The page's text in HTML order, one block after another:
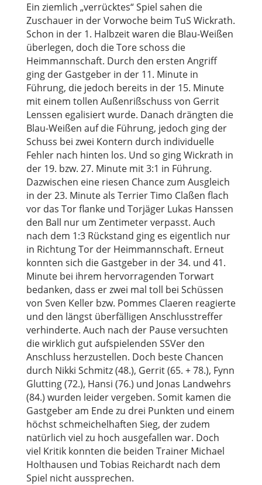
Ein ziemlich „verrücktes“ Spiel sahen die
Zuschauer in der Vorwoche beim TuS Wickrath.
Schon in der 1. Halbzeit waren die Blau-Weißen
überlegen, doch die Tore schoss die
Heimmannschaft. Durch den ersten Angriff
ging der Gastgeber in der 11. Minute in
Führung, die jedoch bereits in der 15. Minute
mit einem tollen Außenrißschuss von Gerrit
Lenssen egalisiert wurde. Danach drängten die
Blau-Weißen auf die Führung, jedoch ging der
Schuss bei zwei Kontern durch individuelle
Fehler nach hinten los. Und so ging Wickrath in
der 19. bzw. 27. Minute mit 3:1 in Führung.
Dazwischen eine riesen Chance zum Ausgleich
in der 23. Minute als Terrier Timo Claßen flach
vor das Tor flanke und Torjäger Lukas Hanssen
den Ball nur um Zentimeter verpasst. Auch
nach dem 1:3 Rückstand ging es eigentlich nur
in Richtung Tor der Heimmannschaft. Erneut
konnten sich die Gastgeber in der 34. und 41.
Minute bei ihrem hervorragenden Torwart
bedanken, dass er zwei mal toll bei Schüssen
von Sven Keller bzw. Pommes Claeren reagierte
und den längst überfälligen Anschlusstreffer
verhinderte. Auch nach der Pause versuchten
die wirklich gut aufspielenden SSVer den
Anschluss herzustellen. Doch beste Chancen
durch Nikki Schmitz (48.), Gerrit (65. + 78.), Fynn
Glutting (72.), Hansi (76.) und Jonas Landwehrs
(84.) wurden leider vergeben. Somit kamen die
Gastgeber am Ende zu drei Punkten und einem
höchst schmeichelhaften Sieg, der zudem
natürlich viel zu hoch ausgefallen war. Doch
viel Kritik konnten die beiden Trainer Michael
Holthausen und Tobias Reichardt nach dem
Spiel nicht aussprechen.